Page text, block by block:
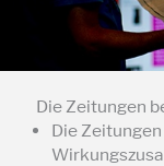
Die Zeitungen
Die